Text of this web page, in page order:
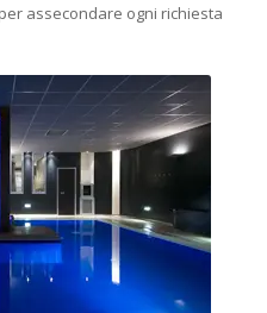
assecondare ogni richiesta